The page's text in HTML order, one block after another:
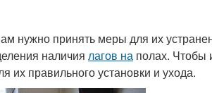
нужно принять меры для их
наличия лагов на полах. Чтобы
правильного установки и ухода.